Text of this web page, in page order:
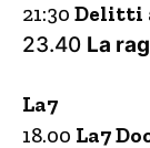
21:30 Delitti
23.40 La
La7
18.00 La7